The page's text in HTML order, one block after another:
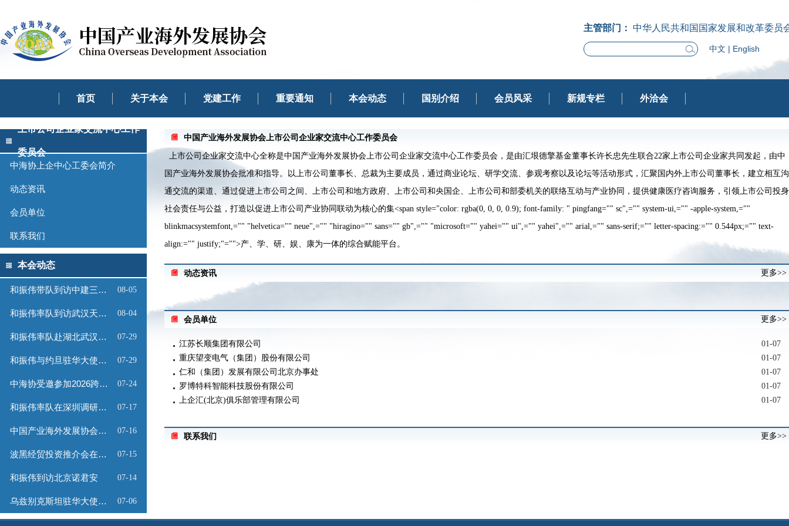
主管部门： 中华人民共和国国家发展和改革委员
中文 | English
首页 关于本会 党建工作 重要通知 本会动态 国别介绍 会员风采 新规专栏 外洽会
上市公司企业家交流中心工作
委员会
中海协上企中心工委会简介
动态资讯
会员单位
联系我们
本会动态
和振伟带队到访中建三局数 08-05
和振伟率队到访武汉天源集 08-04
和振伟率队赴湖北武汉调研 07-29
和振伟与约旦驻华大使会谈 07-29
中海协受邀参加2026跨境能 07-24
和振伟率队在深圳调研会员 07-17
中国产业海外发展协会召开 07-16
波黑经贸投资推介会在京成 07-15
和振伟到访北京诺君安 07-14
乌兹别克斯坦驻华大使馆为 07-06
中国产业海外发展协会上市公司企业家交流中心工作委员会
上市公司企业家交流中心全称是中国产业海外发展协会上市公司企业家交流中心工作委员会，是由汇垠德擎基金董事长许长忠先生联合22家上市公司企业家共同发起，由中
国产业海外发展协会批准和指导。以上市公司董事长、总裁为主要成员，通过商业论坛、研学交流、参观考察以及论坛等活动形式，汇聚国内外上市公司董事长，建立相互沟
通交流的渠道、通过促进上市公司之间、上市公司和地方政府、上市公司和央国企、上市公司和部委机关的联络互动与产业协同，提供健康医疗咨询服务，引领上市公司投身
社会责任与公益，打造以促进上市公司产业协同联动为核心的集<span style="color: rgba(0, 0, 0, 0.9); font-family: " pingfang="" sc",="" system-ui,="" -apple-system,=""
blinkmacsystemfont,="" "helvetica="" neue",="" "hiragino="" sans="" gb",="" "microsoft="" yahei="" ui",="" yahei",="" arial,="" sans-serif;="" letter-spacing:="" 0.544px;="" text-
align:="" justify;"="">产、学、研、娱、康为一体的综合赋能平台。
更多>>
动态资讯
更多>>
会员单位
江苏长顺集团有限公司
01-07
重庆望变电气（集团）股份有限公司
01-07
仁和（集团）发展有限公司北京办事处
01-07
罗博特科智能科技股份有限公司
01-07
上企汇(北京)俱乐部管理有限公司
01-07
更多>>
联系我们